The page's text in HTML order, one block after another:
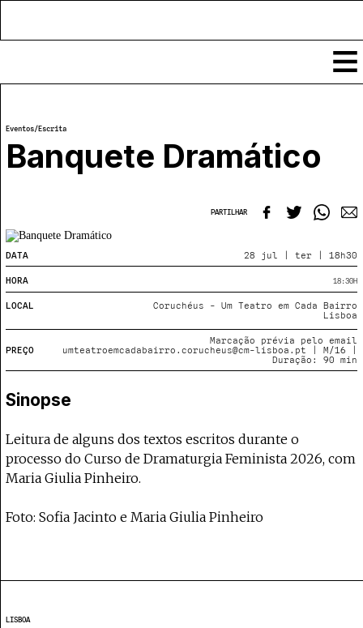
Notícias
Classificados
Espetáculos
Eventos
Por Localidade
Locais
Mapa
Submeter Eventos
Crítica
COFFEELABS
Workshops
Recursos
Links úteis
Publicações
Ficha Técnica
Contactar
Política de privacidade - App
Coffeelabs Cursos curtos
Eventos/Escrita
Banquete Dramático
PARTILHAR
DATA 28 jul | ter | 18h30
HORA 18:30H
LOCAL
Coruchéus - Um Teatro em Cada Bairro
Lisboa
PREÇO
Marcação prévia pelo email
umteatroemcadabairro.corucheus@cm-lisboa.pt | M/16 |
Duração: 90 min
Sinopse
Leitura de alguns dos textos escritos durante o
processo do Curso de Dramaturgia Feminista 2026, com
Maria Giulia Pinheiro.
Foto: Sofia Jacinto e Maria Giulia Pinheiro
LISBOA